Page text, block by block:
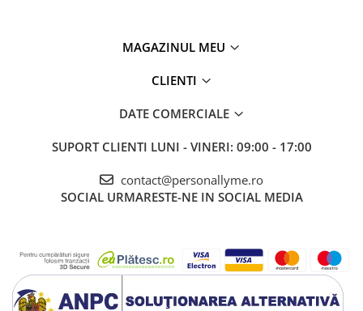
MAGAZINUL MEU
CLIENTI
DATE COMERCIALE
SUPORT CLIENTI LUNI - VINERI: 09:00 - 17:00
contact@personallyme.ro
SOCIAL URMARESTE-NE IN SOCIAL MEDIA